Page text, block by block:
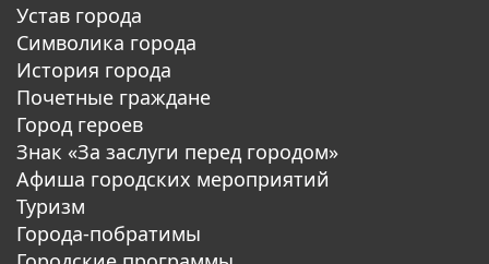
Устав города
Символика города
История города
Почетные граждане
Город героев
Знак «За заслуги перед городом»
Афиша городских мероприятий
Туризм
Города-побратимы